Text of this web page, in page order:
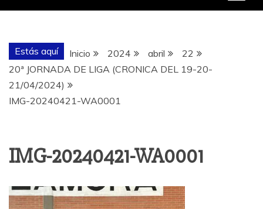
Estás aquí Inicio 2024 abril
22
20ª JORNADA DE LIGA (CRONICA DEL 19-20-
21/04/2024)
IMG-20240421-WA0001
IMG-20240421-WA0001